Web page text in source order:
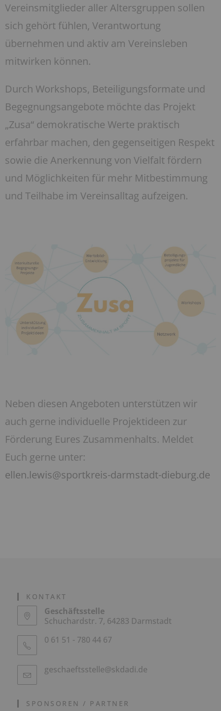
Vereinsmitglieder aller Altersgruppen sollen
sich gehört fühlen, Verantwortung
übernehmen und aktiv am Vereinsleben
mitwirken können.
Durch Workshops, Beteiligungsformate und
Begegnungsangebote möchte das Projekt
„Zusa“ demokratische Werte praktisch
erfahrbar machen, den gegenseitigen Respekt
sowie die Anerkennung von Vielfalt fördern
und Möglichkeiten für mehr Mitbestimmung
und Teilhabe im Vereinsalltag aufzeigen.
Neben diesen Angeboten unterstützen wir
auch gerne individuelle Projektideen zur
Förderung Eures Zusammenhalts. Meldet
Euch gerne unter:
ellen.lewis@sportkreis-darmstadt-dieburg.de
KONTAKT
Geschäftsstelle
Schuchardstr. 7, 64283 Darmstadt
0 61 51 - 780 44 67
geschaeftsstelle@skdadi.de
SPONSOREN / PARTNER